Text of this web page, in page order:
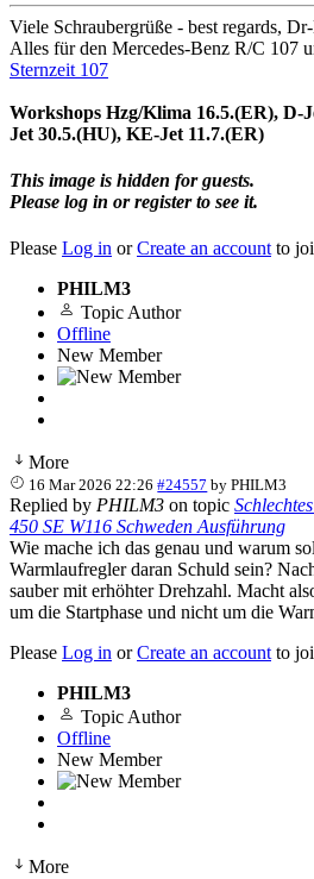
Viele Schraubergrüße - best regards,
Alles für den Mercedes-Benz R/C 107
Sternzeit 107
Workshops Hzg/Klima 16.5.(ER), D-
Jet 30.5.(HU), KE-Jet 11.7.(ER)
This image is hidden for guests.
Please log in or register to see it.
Please Log in orCreate an account to
PHILM3
Topic Author
Offline
New Member
More
16 Mar 2026 22:26 #24557 byPHILM3
Replied by PHILM3 on topic
450 SE W116 Schweden Ausführung
Wie mache ich das genau und warum
Warmlaufregler daran Schuld sein?
sauber mit erhöhter Drehzahl. Macht
um die Startphase und nicht um die
Please Log in orCreate an account to
PHILM3
Topic Author
Offline
New Member
More